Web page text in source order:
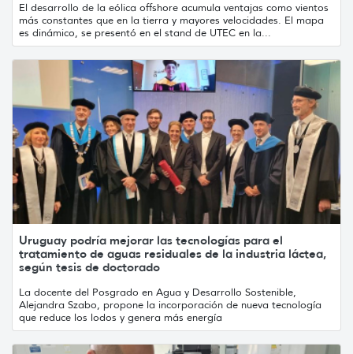
El desarrollo de la eólica offshore acumula ventajas como vientos
más constantes que en la tierra y mayores velocidades. El mapa
es dinámico, se presentó en el stand de UTEC en la...
Uruguay podría mejorar las tecnologías para el
tratamiento de aguas residuales de la industria láctea,
según tesis de doctorado
La docente del Posgrado en Agua y Desarrollo Sostenible,
Alejandra Szabo, propone la incorporación de nueva tecnología
que reduce los lodos y genera más energía